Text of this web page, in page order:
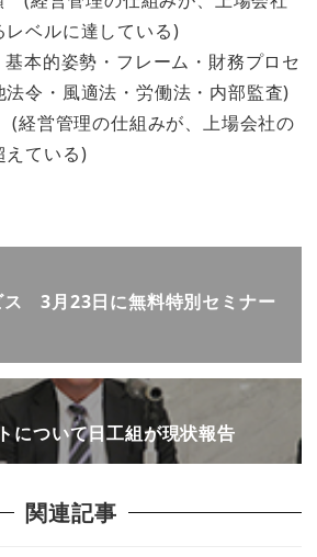
ベルに達している)
本的姿勢・フレーム・財務プロセ
令・風適法・労働法・内部監査)
(経営管理の仕組みが、上場会社の
えている)
ス 3月23日に無料特別セミナー
について日工組が現状報告
関連記事